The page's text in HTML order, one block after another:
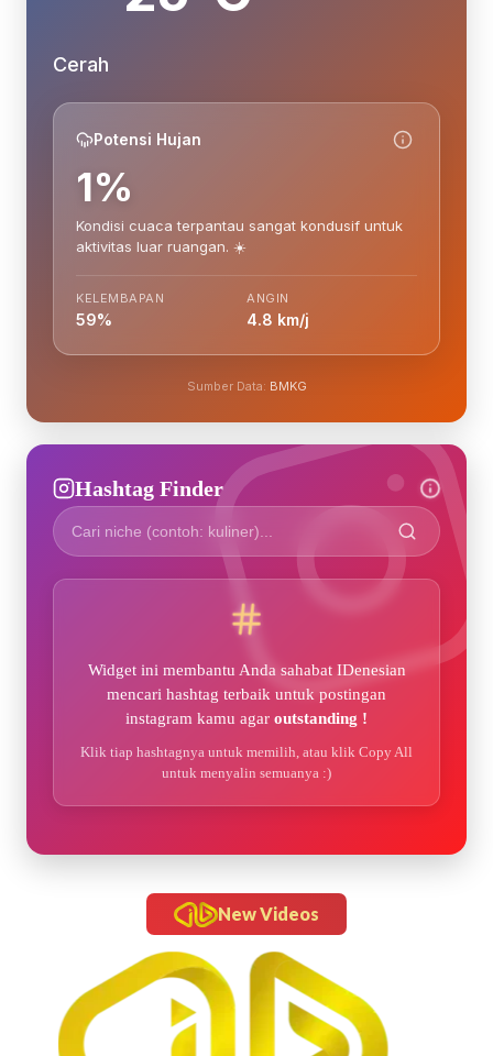
Cerah
Potensi Hujan
1%
Kondisi cuaca terpantau sangat kondusif untuk
aktivitas luar ruangan. ☀️
KELEMBAPAN
59%
ANGIN
4.8 km/j
Sumber Data: BMKG
Hashtag Finder
Widget ini membantu Anda sahabat IDenesian
mencari hashtag terbaik untuk postingan
instagram kamu agar outstanding !
Klik tiap hashtagnya untuk memilih, atau klik Copy All
untuk menyalin semuanya :)
New Videos